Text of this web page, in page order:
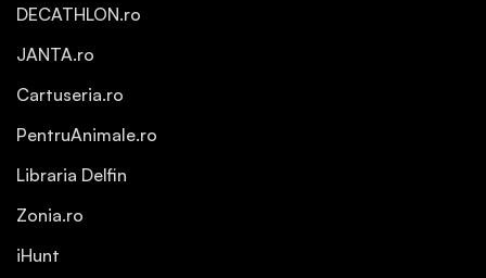
DECATHLON.ro
JANTA.ro
Cartuseria.ro
PentruAnimale.ro
Libraria Delfin
Zonia.ro
iHunt